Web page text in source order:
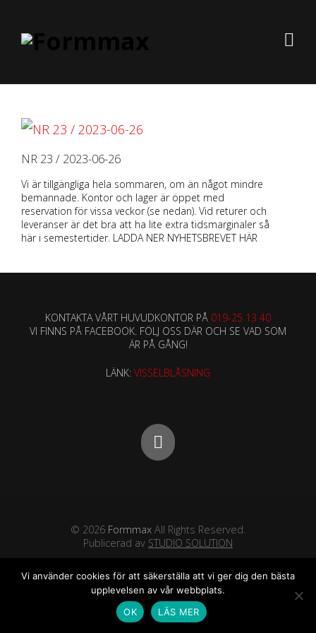
NR 23 / 2023-06-26
Vi är tillgängliga hela sommaren, om än något mindre
bemannade. Kontor och lager är öppet med
reservation för vissa veckor (se nedan). Vid returer och
leveranser är det bra att ha lite extra tidsmarginaler så
här i semestertider. LADDA NER NYHETSBREVET HÄR
KONTAKTA VÅRT HUVUDKONTOR PÅ 019-25 13 40
VI FINNS PÅ FACEBOOK. FÖLJ OSS DÄR OCH SE VAD SOM
ÄR PÅ GÅNG!
LÄNK: VISSELBLÅSNING
© 2026 Formmax All Rights Reserved.
Publicerad av STUDIO SOLUTION
Vi använder cookies för att säkerställa att vi ger dig den bästa
upplevelsen av vår webbplats.
OK
LÄS MER